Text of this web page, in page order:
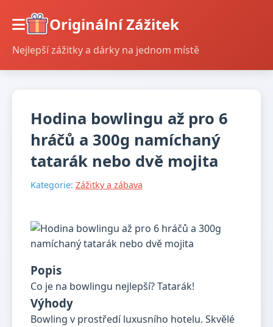
Originální Zážitek
Nejlepší zážitky a dárky na jednom místě
Hodina bowlingu až pro 6
hráčů a 300g namíchaný
tatarák nebo dvě mojita
Kategorie: Zážitky a zábava
Popis
Co je na bowlingu nejlepší? Tatarák!
Výhody
Bowling v prostředí luxusního hotelu. Skvělé